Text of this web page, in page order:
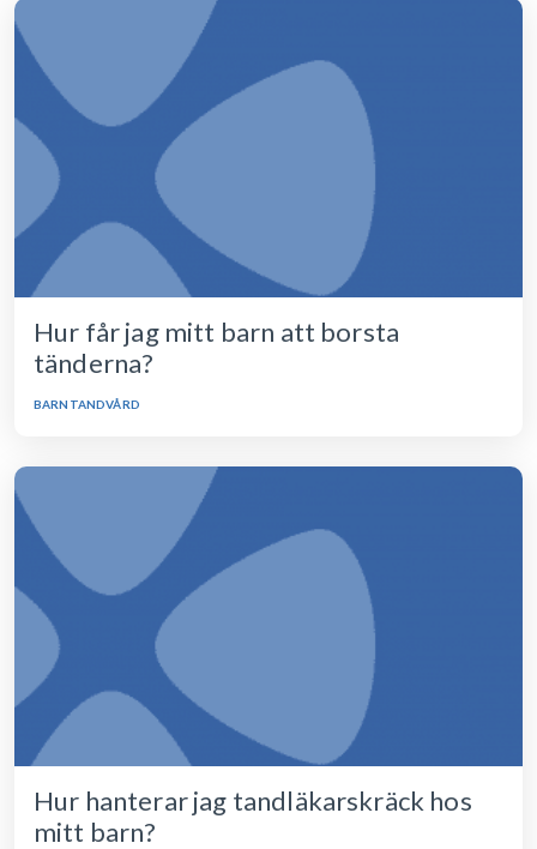
Hur får jag mitt barn att borsta
tänderna?
BARNTANDVÅRD
Hur hanterar jag tandläkarskräck hos
mitt barn?